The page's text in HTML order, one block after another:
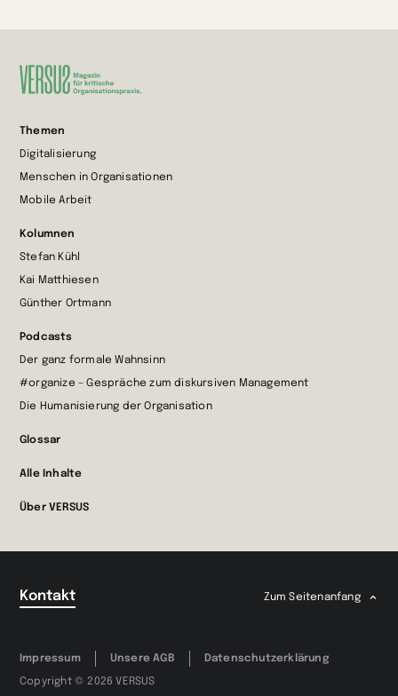
Startseite
wechseln
Themen
Digitalisierung
Menschen in Organisationen
Mobile Arbeit
Kolumnen
Stefan Kühl
Kai Matthiesen
Günther Ortmann
Podcasts
Der ganz formale Wahnsinn
#organize – Gespräche zum diskursiven Management
Die Humanisierung der Organisation
Glossar
Alle Inhalte
Über VERSUS
Kontakt Zum Seitenanfang
Impressum Unsere AGB Datenschutzerklärung
Copyright © 2026 VERSUS